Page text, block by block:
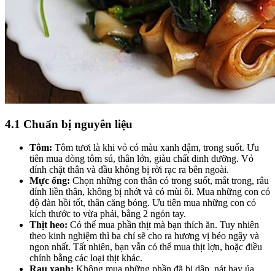
4.1 Chuẩn bị nguyên liệu
Tôm: Tôm tươi là khi vỏ có màu xanh đậm, trong suốt. Ưu
tiên mua dòng tôm sú, thân lớn, giàu chất dinh dưỡng. Vỏ
dính chặt thân và đầu không bị rời rạc ra bên ngoài.
Mực ống: Chọn những con thân có trong suốt, mắt trong, râu
dính liền thân, không bị nhớt và có mùi ôi. Mua những con có
độ đàn hồi tốt, thân căng bóng. Ưu tiên mua những con có
kích thước to vừa phải, bằng 2 ngón tay.
Thịt heo: Có thể mua phần thịt mà bạn thích ăn. Tuy nhiên
theo kinh nghiệm thì ba chỉ sẽ cho ra hương vị béo ngậy và
ngon nhất. Tất nhiên, bạn vẫn có thể mua thịt lợn, hoặc điều
chỉnh bằng các loại thịt khác.